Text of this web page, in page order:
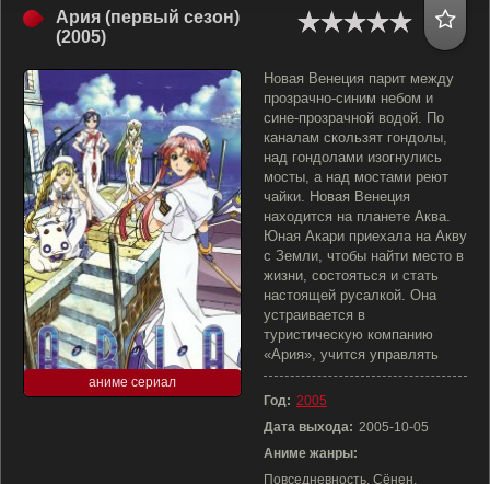
Ария (первый сезон)
(2005)
аниме сериал
Новая Венеция парит между
прозрачно-синим небом и
сине-прозрачной водой. По
каналам скользят гондолы,
над гондолами изогнулись
мосты, а над мостами реют
чайки. Новая Венеция
находится на планете Аква.
Юная Акари приехала на Акву
с Земли, чтобы найти место в
жизни, состояться и стать
настоящей русалкой. Она
устраивается в
туристическую компанию
«Ария», учится управлять
Год: 2005
Дата выхода: 2005-10-05
Аниме жанры:
Повседневность, Сёнен,